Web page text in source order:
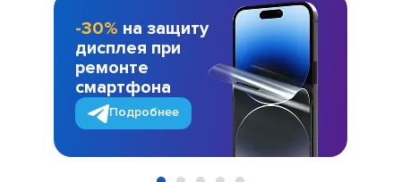
-30% на защиту
дисплея при
ремонте
смартфона
Подробнее